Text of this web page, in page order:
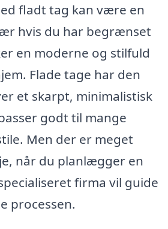
fladt tag kan være en
hvis du har begrænset
en moderne og stilfuld
Flade tage har den
et skarpt, minimalistisk
godt til mange
Men der er meget
når du planlægger en
firma vil guide
processen.